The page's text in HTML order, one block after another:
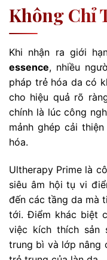
Không Chỉ
Khi nhận ra giới
essence, nhiều
pháp trẻ hóa da có
cho hiệu quả rõ
chính là lúc công
mảnh ghép cải
hóa.
Ultherapy Prime là
siêu âm hội tụ vi
đến các tầng da mà
tới. Điểm khác biệt
việc kích thích sản
trung bì và lớp nâng